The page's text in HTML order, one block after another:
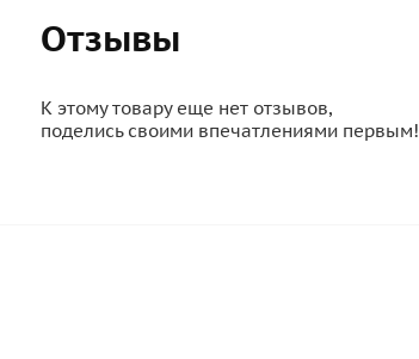
Отзывы
К этому товару еще нет отзывов,
поделись своими впечатлениями первым!